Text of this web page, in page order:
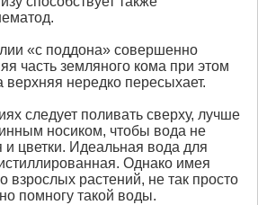
«с поддона» совершенно
часть земляного кома при этом
верхняя нередко пересыхает.
следует поливать сверху, лучше
носиком, чтобы вода не
и цветки. Идеальная вода для
Однако имея
взрослых растений, не так просто
помногу такой воды.